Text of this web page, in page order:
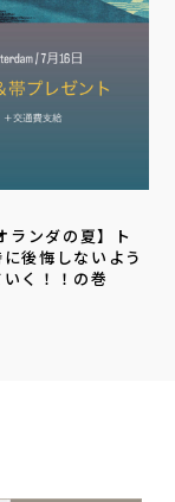
ランダの夏】ト
後悔しないよう
く！！の巻